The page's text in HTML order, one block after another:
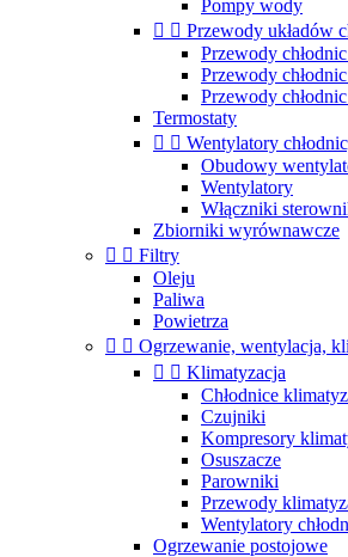
Pompy wody
  Przewody układów
Przewody
Przewody
Przewody
Termostaty
  Wentylatory
Obudowy
Wentylatory
Włączniki
Zbiorniki wyrównawcze
  Filtry
Oleju
Paliwa
Powietrza
  Ogrzewanie, wentylacja,
  Klimatyzacja
Chłodnice
Czujniki
Kompresory
Osuszacze
Parowniki
Przewody
Wentylatory
Ogrzewanie postojowe